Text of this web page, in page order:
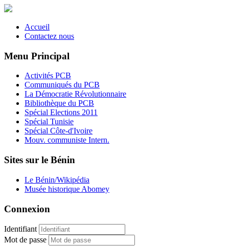
Accueil
Contactez nous
Menu Principal
Activités PCB
Communiqués du PCB
La Démocratie Révolutionnaire
Bibliothèque du PCB
Spécial Elections 2011
Spécial Tunisie
Spécial Côte-d'Ivoire
Mouv. communiste Intern.
Sites sur le Bénin
Le Bénin/Wikipédia
Musée historique Abomey
Connexion
Identifiant
Mot de passe